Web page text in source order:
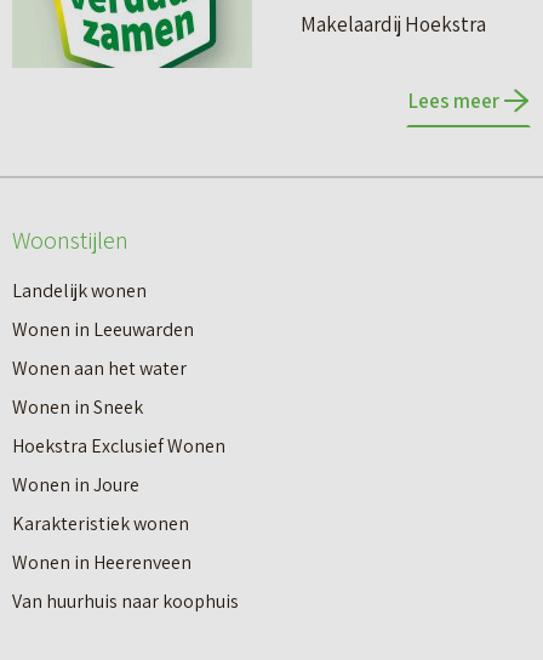
Makelaardij Hoekstra
Lees meer
Woonstijlen
Landelijk wonen
Wonen in Leeuwarden
Wonen aan het water
Wonen in Sneek
Hoekstra Exclusief Wonen
Wonen in Joure
Karakteristiek wonen
Wonen in Heerenveen
Van huurhuis naar koophuis